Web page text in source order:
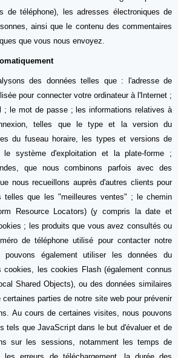
de téléphone), les adresses électroniques de
ainsi que le contenu des commentaires
que vous nous envoyez.
des données telles que : l'adresse de
pour connecter votre ordinateur à l'Internet ;
; le mot de passe ; les informations relatives à
telles que le type et la version du
du fuseau horaire, les types et versions de
le système d'exploitation et la plate-forme ;
que nous combinons parfois avec des
nous recueillons auprès d'autres clients pour
telles que les "meilleures ventes" ; le chemin
Resource Locators) (y compris la date et
; les produits que vous avez consultés ou
de téléphone utilisé pour contacter notre
pouvons également utiliser les données du
cookies, les cookies Flash (également connus
Shared Objects), ou des données similaires
parties de notre site web pour prévenir
Au cours de certaines visites, nous pouvons
tels que JavaScript dans le but d'évaluer et de
sur les sessions, notamment les temps de